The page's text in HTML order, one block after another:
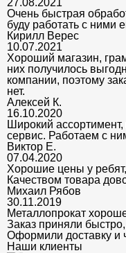
Очень быстрая
буду работать с ними
Кирилл Верес
10.07.2021
Хороший магазин,
них получилось
компании, поэтому
нет.
Алексей К.
16.10.2020
Широкий
сервис. Работаем с
Виктор Е.
07.04.2020
Хорошие цены у
Качеством товара
Михаил Рябов
30.11.2019
Металлопрокат
Заказ приняли быстро,
Оформили доставку и
Наши клиенты